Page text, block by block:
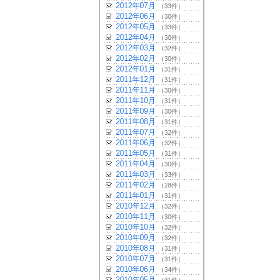
2012年07月 （33件）
2012年06月 （30件）
2012年05月 （33件）
2012年04月 （30件）
2012年03月 （32件）
2012年02月 （30件）
2012年01月 （31件）
2011年12月 （31件）
2011年11月 （30件）
2011年10月 （31件）
2011年09月 （30件）
2011年08月 （31件）
2011年07月 （32件）
2011年06月 （32件）
2011年05月 （31件）
2011年04月 （30件）
2011年03月 （33件）
2011年02月 （28件）
2011年01月 （31件）
2010年12月 （32件）
2010年11月 （30件）
2010年10月 （32件）
2010年09月 （32件）
2010年08月 （31件）
2010年07月 （31件）
2010年06月 （34件）